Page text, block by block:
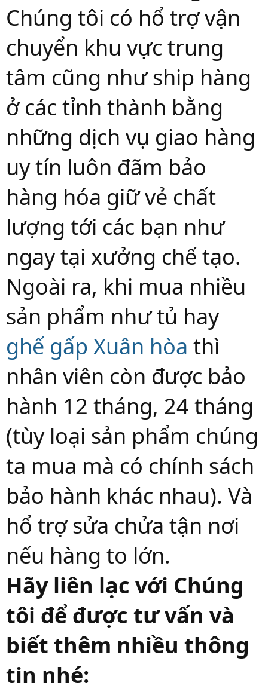
Chúng tôi có hổ trợ vận
chuyển khu vực trung
tâm cũng như ship hàng
ở các tỉnh thành bằng
những dịch vụ giao hàng
uy tín luôn đãm bảo
hàng hóa giữ vẻ chất
lượng tới các bạn như
ngay tại xưởng chế tạo.
Ngoài ra, khi mua nhiều
sản phẩm như tủ hay
ghế gấp Xuân hòa thì
nhân viên còn được bảo
hành 12 tháng, 24 tháng
(tùy loại sản phẩm chúng
ta mua mà có chính sách
bảo hành khác nhau). Và
hổ trợ sửa chửa tận nơi
nếu hàng to lớn.
Hãy liên lạc với Chúng
tôi để được tư vấn và
biết thêm nhiều thông
tin nhé: